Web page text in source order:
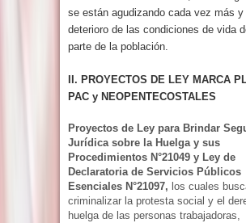
se están agudizando cada vez más y
deterioro de las condiciones de vida
parte de la población.
II. PROYECTOS DE LEY MARCA
PAC y NEOPENTECOSTALES
Proyectos de Ley para Brindar
Jurídica sobre la Huelga y sus
Procedimientos N°21049 y Ley de
Declaratoria de Servicios Públicos
Esenciales N°21097, los cuales
criminalizar la protesta social y el
huelga de las personas trabajadoras,